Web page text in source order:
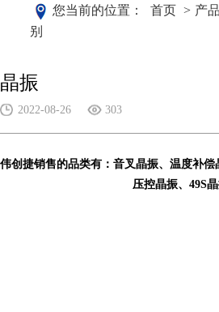
您当前的位置： 首页 > 产
别
晶振
2022-08-26 303
伟创捷销售的品类有：音叉晶振、温度补偿
压控晶振、49S